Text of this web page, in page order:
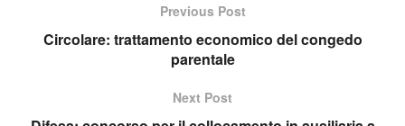
Previous Post
Circolare: trattamento economico del congedo
parentale
Next Post